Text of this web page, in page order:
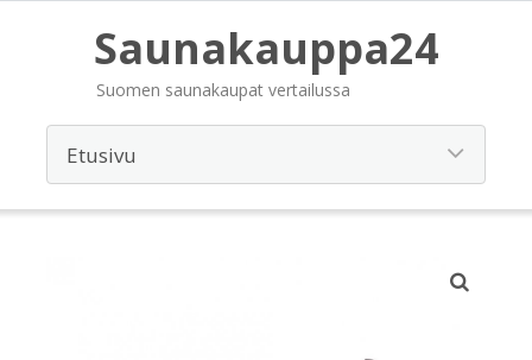
Saunakauppa24
Suomen saunakaupat vertailussa